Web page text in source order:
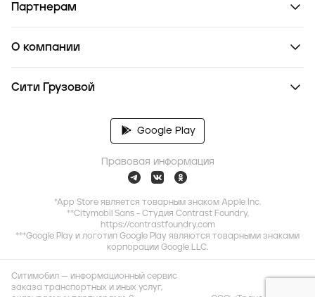
Партнерам
О компании
Сити Грузовой
Google Play
Правовая информация
*App Store является товарным знаком Apple Inc.
**Citymobil Sans - Студия Contrast Foundry,
https://contrastfoundry.com
***Google Play и логотип Google Play являются товарными знаками
корпорации Google LLC.
Ситимобил — информационный сервис
заказа транспортных и иных услуг,